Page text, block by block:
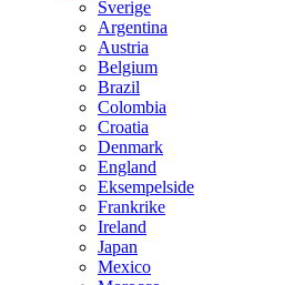
Sverige
Argentina
Austria
Belgium
Brazil
Colombia
Croatia
Denmark
England
Eksempelside
Frankrike
Ireland
Japan
Mexico